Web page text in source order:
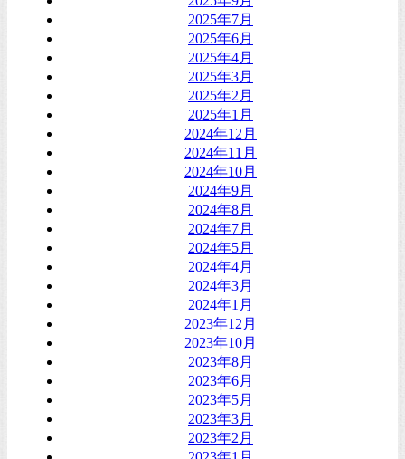
2025年7月
2025年6月
2025年4月
2025年3月
2025年2月
2025年1月
2024年12月
2024年11月
2024年10月
2024年9月
2024年8月
2024年7月
2024年5月
2024年4月
2024年3月
2024年1月
2023年12月
2023年10月
2023年8月
2023年6月
2023年5月
2023年3月
2023年2月